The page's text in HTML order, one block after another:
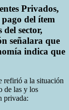
Privados,
del ítem
sector,
señalara que
indica que
refirió a la situación
de las y los
privada: